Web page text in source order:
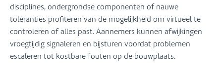
disciplines, ondergrondse componenten of nauwe
toleranties profiteren van de mogelijkheid om virtueel te
controleren of alles past. Aannemers kunnen afwijkingen
vroegtijdig signaleren en bijsturen voordat problemen
escaleren tot kostbare fouten op de bouwplaats.